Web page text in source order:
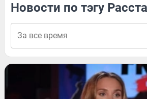
Новости по тэгу